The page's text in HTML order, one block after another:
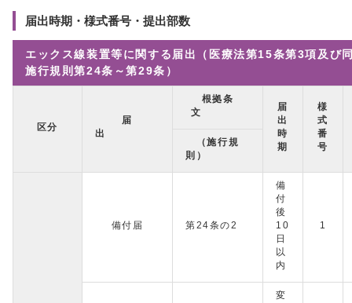
届出時期・様式番号・提出部数
エックス線装置等に関する届出（医療法第15条第3項及び
施行規則第24条～第29条）
区分
届
出
根拠条
文
届
出
時
期
様
式
番
号
（施行規
則）
備付届 第24条の2
備
付
後
10
日
以
内
1
変